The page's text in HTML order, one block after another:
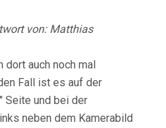
von: Matthias
dort auch noch mal
Fall ist es auf der
Seite und bei der
neben dem Kamerabild